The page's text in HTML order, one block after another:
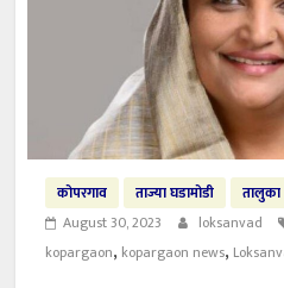
कोपरगाव ताज्या घडामोडी
तालुका
August 30, 2023
loksanvad
kopargaon, kopargaon news,